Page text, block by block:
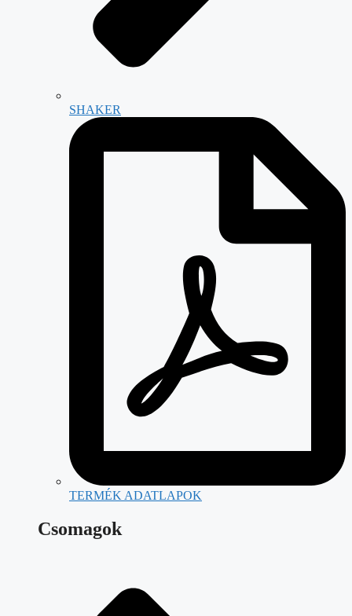
SHAKER
TERMÉK ADATLAPOK
Csomagok